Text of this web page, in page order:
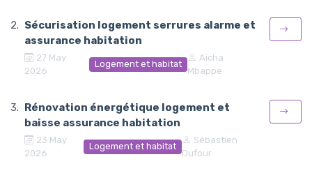
Sécurisation logement serrures alarme et
assurance habitation
27 May
2026
Logement et habitat
Aïcha
Mbappe
Rénovation énergétique logement et
baisse assurance habitation
23 May
2026
Logement et habitat
Sébastien
Dufour